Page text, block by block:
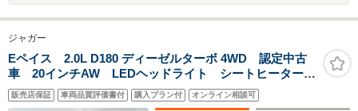
ジャガー
Eペイス 2.0L D180 ディーゼルターボ 4WD 認定中古
車 20インチAW LEDヘッドライト シートヒーター
電動テールゲート アップルカープレイ アンドロイド
オート
販売店保証 車両品質評価書付 購入プラン付 オンライン相談可